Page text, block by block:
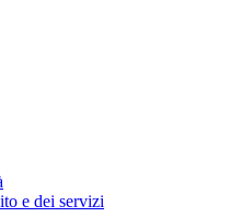
e dei servizi